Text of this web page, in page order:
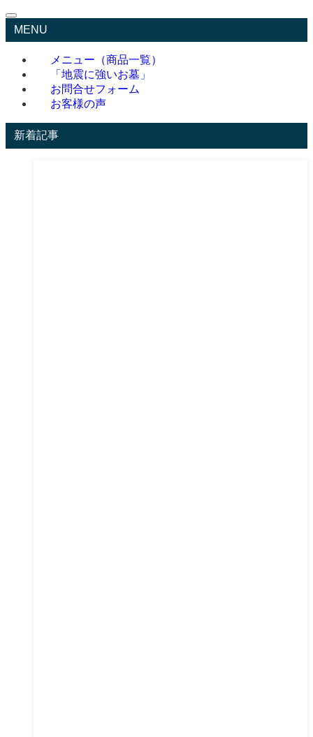
MENU
メニュー（商品一覧）
「地震に強いお墓」
お問合せフォーム
お客様の声
新着記事